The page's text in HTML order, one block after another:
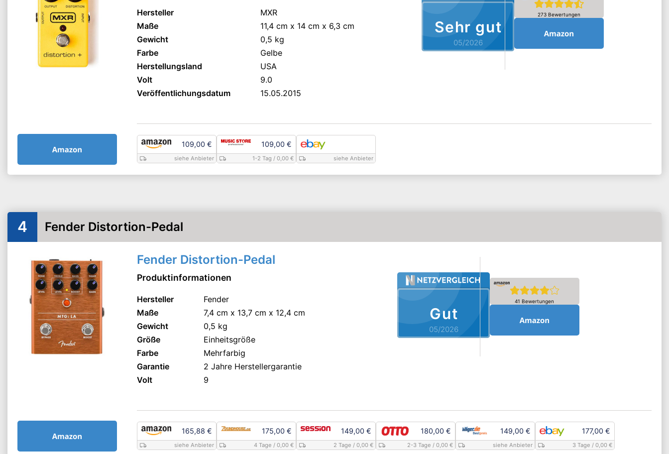
Hersteller
MXR
Maße
11,4 cm x 14 cm x 6,3 cm
Gewicht
0,5 kg
Farbe
Gelbe
Herstellungsland
USA
Volt
9.0
Veröffentlichungsdatum
15.05.2015
Sehr gut
05/2026
273 Bewertungen
109,00 €
siehe Anbieter
109,00 €
1-2 Tag / 0,00 € siehe Anbieter
4 Fender Distortion-Pedal
Fender Distortion-Pedal
Produktinformationen
Hersteller
Fender
Maße
7,4 cm x 13,7 cm x 12,4 cm
Gewicht
0,5 kg
Größe
Einheitsgröße
Farbe
Mehrfarbig
Garantie
2 Jahre Herstellergarantie
Volt
9
Gut
05/2026
41 Bewertungen
165,88 €
siehe Anbieter
175,00 €
4 Tage / 0,00 €
149,00 €
2 Tage / 0,00 €
180,00 €
2-3 Tage / 0,00 €
149,00 €
siehe Anbieter
177,00 €
3 Tage / 0,00 €